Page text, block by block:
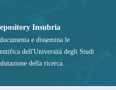
Insubria
e dissemina le
dell'Università degli Studi
della ricerca.